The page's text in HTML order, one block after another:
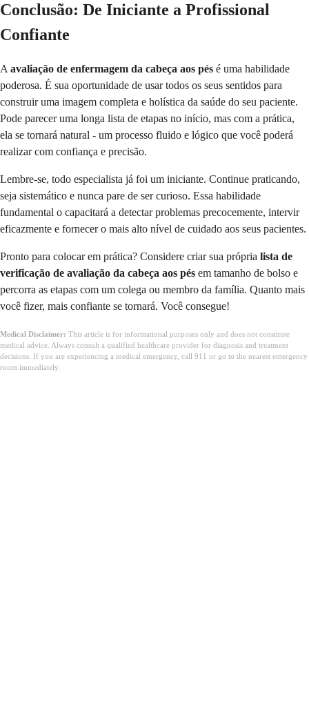
Conclusão: De Iniciante a Profissional
Confiante
A avaliação de enfermagem da cabeça aos pés é uma habilidade
poderosa. É sua oportunidade de usar todos os seus sentidos para
construir uma imagem completa e holística da saúde do seu paciente.
Pode parecer uma longa lista de etapas no início, mas com a prática,
ela se tornará natural - um processo fluido e lógico que você poderá
realizar com confiança e precisão.
Lembre-se, todo especialista já foi um iniciante. Continue praticando,
seja sistemático e nunca pare de ser curioso. Essa habilidade
fundamental o capacitará a detectar problemas precocemente, intervir
eficazmente e fornecer o mais alto nível de cuidado aos seus pacientes.
Pronto para colocar em prática? Considere criar sua própria lista de
verificação de avaliação da cabeça aos pés em tamanho de bolso e
percorra as etapas com um colega ou membro da família. Quanto mais
você fizer, mais confiante se tornará. Você consegue!
Medical Disclaimer: This article is for informational purposes only and does not constitute
medical advice. Always consult a qualified healthcare provider for diagnosis and treatment
decisions. If you are experiencing a medical emergency, call 911 or go to the nearest emergency
room immediately.